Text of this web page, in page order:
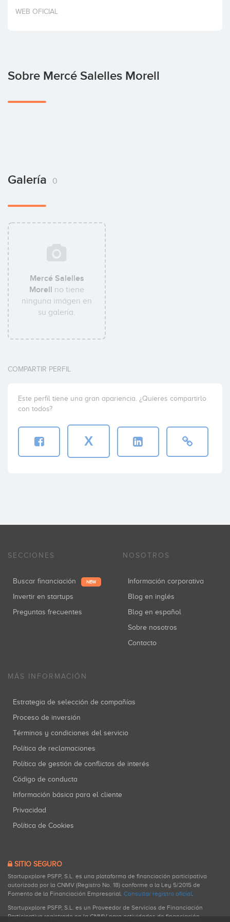
Invertir
WEB OFICIAL
Sobre Mercé Salelles Morell
Galería 0
Mercé Salelles
Morell no tiene
ninguna imágen en
su galería.
COMPARTIR PERFIL
Este perfil tiene una gran apariencia. ¿Quieres compartirlo
con todos?
X
SECCIONES
Buscar financiación NEW
Invertir en startups
Preguntas frecuentes
NOSOTROS
Información corporativa
Blog en inglés
Blog en español
Sobre nosotros
Contacto
MÁS INFORMACIÓN
Estrategia de selección de compañías
Proceso de inversión
Términos y condiciones del servicio
Política de reclamaciones
Política de gestión de conflictos de interés
Código de conducta
Información básica para el cliente
Privacidad
Política de Cookies
SITIO SEGURO
Startupxplore PSFP, S.L. es una plataforma de financiación participativa
autorizada por la CNMV (Registro No. 18) conforme a la Ley 5/2015 de
Fomento de la Financiación Empresarial. Consultar registro oficial.
Startupxplore PSFP, S.L. es un Proveedor de Servicios de Financiación
Participativa registrado en la CNMV para actividades de financiación